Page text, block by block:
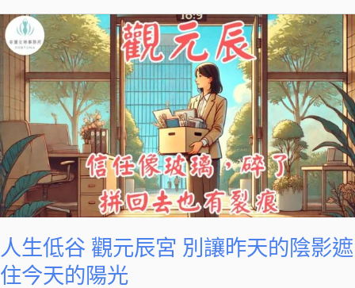
人生低谷 觀元辰宮 別讓昨天的陰影遮
住今天的陽光
人
生
辰
宮
別
讓
昨
天
的